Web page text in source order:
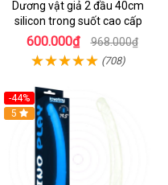
Dương vật giả 2 đầu 40cm
silicon trong suốt cao cấp
600.000₫ 968.000₫
(708)
-44%
Hot
5